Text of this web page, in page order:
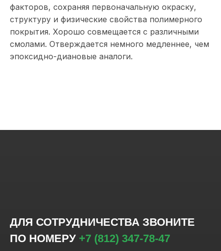
факторов, сохраняя первоначальную окраску,
структуру и физические свойства полимерного
покрытия. Хорошо совмещается с различными
смолами. Отверждается немного медленнее, чем
эпоксидно-диановые аналоги.
ДЛЯ СОТРУДНИЧЕСТВА ЗВОНИТЕ
ПО НОМЕРУ +7 (812) 347-78-47